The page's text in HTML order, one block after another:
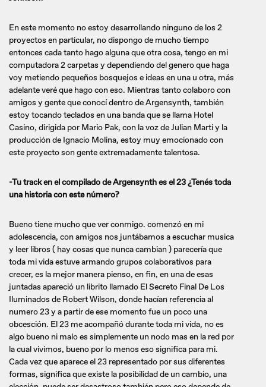
En este momento no estoy desarrollando ninguno de los 2
proyectos en particular, no dispongo de mucho tiempo
entonces cada tanto hago alguna que otra cosa, tengo en mi
computadora 2 carpetas y dependiendo del genero que haga
voy metiendo pequeños bosquejos e ideas en una u otra, más
adelante veré que hago con eso. Mientras tanto colaboro con
amigos y gente que conocí dentro de Argensynth, también
estoy tocando teclados en una banda que se llama Hotel
Casino, dirigida por Mario Pak, con la voz de Julian Marti y la
producción de Ignacio Molina, estoy muy emocionado con
este proyecto son gente extremadamente talentosa.
-Tu track en el compilado de Argensynth es el 23 ¿Tenés toda
una historia con este número?
Bueno tiene mucho que ver conmigo. comenzó en mi
adolescencia, con amigos nos juntábamos a escuchar musica
y leer libros ( hay cosas que nunca cambian ) parecería que
toda mi vida estuve armando grupos colaborativos para
crecer, es la mejor manera pienso, en fin, en una de esas
juntadas apareció un librito llamado El Secreto Final De Los
Iluminados de Robert Wilson, donde hacían referencia al
numero 23 y a partir de ese momento fue un poco una
obcesción. El 23 me acompañó durante toda mi vida, no es
algo bueno ni malo es simplemente un nodo mas en la red por
la cual vivimos, bueno por lo menos eso significa para mi.
Cada vez que aparece el 23 representado por sus diferentes
formas, significa que existe la posibilidad de un cambio, una